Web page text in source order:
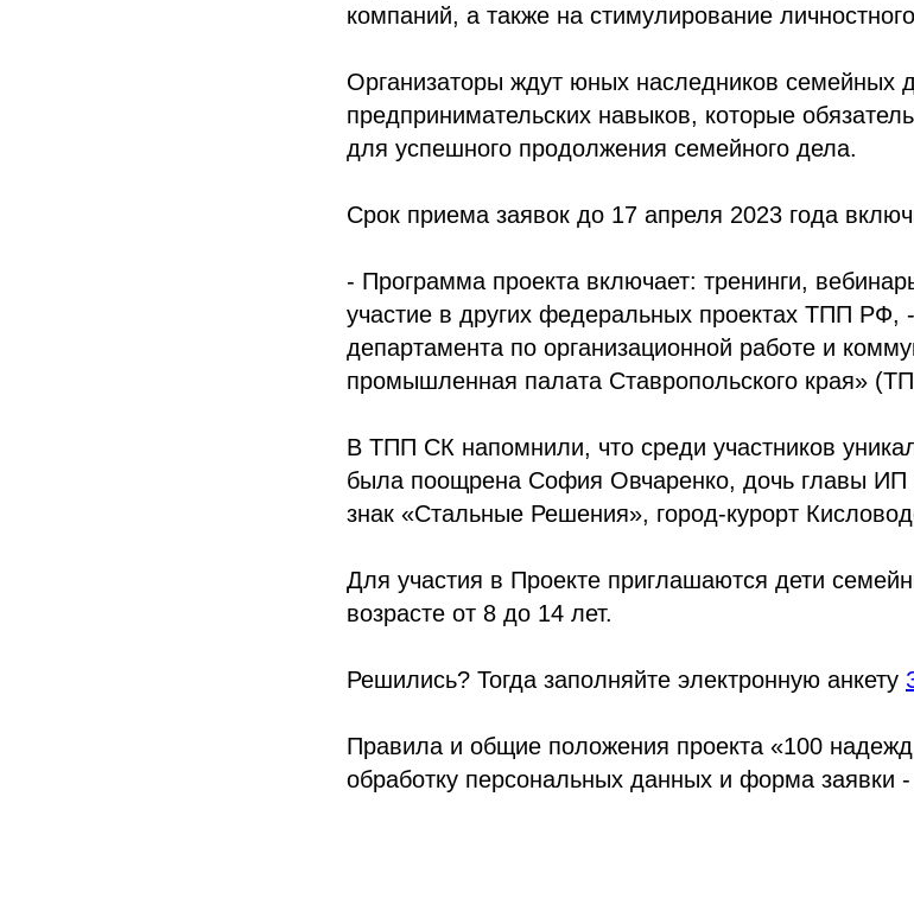
компаний, а также на стимулирование
Организаторы ждут юных наследников семейных
предпринимательских навыков, которые
для успешного продолжения семейного дела.
Срок приема заявок до 17 апреля 2023 года
- Программа проекта включает: тренинги,
участие в других федеральных проектах ТПП РФ,
департамента по организационной работе и
промышленная палата Ставропольского края»
В ТПП СК напомнили, что среди участников
была поощрена София Овчаренко, дочь главы ИП
знак «Стальные Решения», город-курорт
Для участия в Проекте приглашаются дети
возрасте от 8 до 14 лет.
Решились? Тогда заполняйте электронную анкету
Правила и общие положения проекта «100 надежд
обработку персональных данных и форма заявки